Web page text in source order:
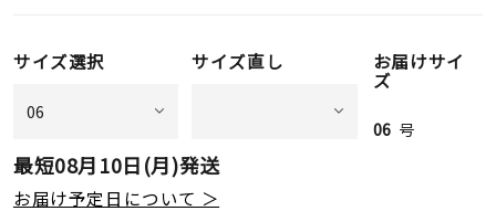
メンズ
価格 ¥0
サイズ選択 サイズ直し お届けサイ
ズ
06 号
最短08月10日(月)発送
お届け予定日について ＞